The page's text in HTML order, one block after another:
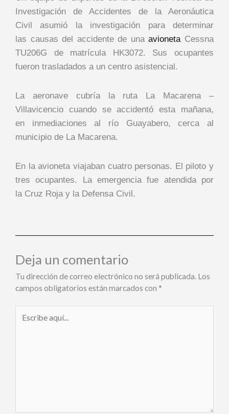
Investigación de Accidentes de la Aeronáutica
Civil asumió la investigación para determinar
las causas del accidente de unaavionetaCessna
TU206G de matrícula HK3072. Sus ocupantes
fueron trasladados a un centro asistencial.
La aeronave cubría la ruta La Macarena –
Villavicencio cuando se accidentó esta mañana,
en inmediaciones al río Guayabero, cerca al
municipio de La Macarena.
En la avioneta viajaban cuatro personas. El piloto y
tres ocupantes. La emergencia fue atendida por
la Cruz Roja y la Defensa Civil.
Deja un comentario
Tu dirección de correo electrónico no será publicada. Los
campos obligatorios están marcados con *
aquí...